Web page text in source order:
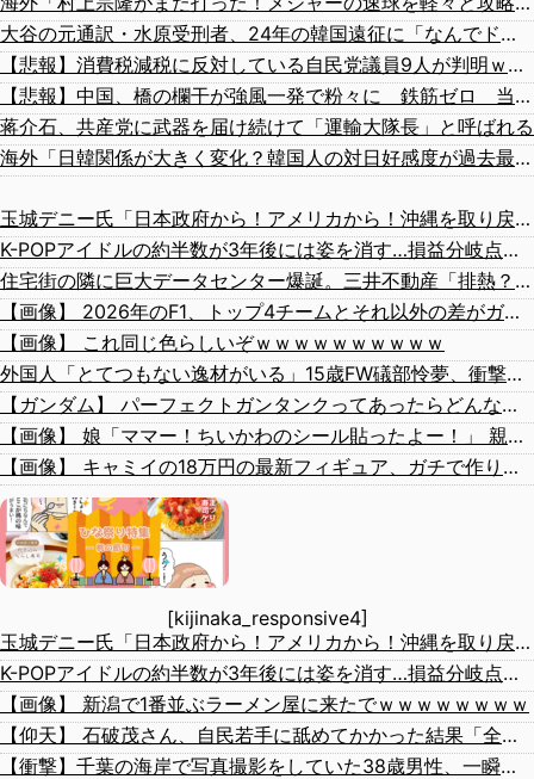
大谷の元通訳・水原受刑者、24年の韓国遠征に「なんでドジャースが韓国に？」「日本なら分かるんだけど」「みんな気が乗らない」と語っていたことが判明
【悲報】消費税減税に反対している自民党議員9人が判明ｗｗｗｗｗｗ
【悲報】中国、橋の欄干が強風一発で粉々に 鉄筋ゼロ 当局「接着剤でくっつけただけ」「正常で、品質問題はない」
蒋介石、共産党に武器を届け続けて「運輸大隊長」と呼ばれる
海外「日韓関係が大きく変化？韓国人の対日好感度が過去最高を記録」
玉城デニー氏「日本政府から！アメリカから！沖縄を取り戻す！」（動画あり）
K-POPアイドルの約半数が3年後には姿を消す…損益分岐点突破は4％未満
住宅街の隣に巨大データセンター爆誕。三井不動産「排熱？低周波音？データはまだ出せません」住民ブチギレ
【画像】 2026年のF1、トップ4チームとそれ以外の差がガチでエグい
【画像】 これ同じ色らしいぞｗｗｗｗｗｗｗｗｗｗ
外国人「とてつもない逸材がいる」15歳FW礒部怜夢、衝撃ゴールでリバプールU15撃破！海外ファン絶賛！【海外の反応】
【ガンダム】 パーフェクトガンタンクってあったらどんな存在になるだろうな？
【画像】 娘「ママー！ちいかわのシール貼ったよー！」 親「！！！！！！」
【画像】 キャミイの18万円の最新フィギュア、ガチで作り込みがエグすぎる
[kijinaka_responsive4]
玉城デニー氏「日本政府から！アメリカから！沖縄を取り戻す！」（動画あり）
K-POPアイドルの約半数が3年後には姿を消す…損益分岐点突破は4％未満
【画像】 新潟で1番並ぶラーメン屋に来たでｗｗｗｗｗｗｗｗ
【仰天】 石破茂さん、自民若手に舐めてかかった結果「全てを失うｗｗｗｗｗ」
【衝撃】千葉の海岸で写真撮影をしていた38歳男性、一瞬の隙に波にさらわれた結果・・・